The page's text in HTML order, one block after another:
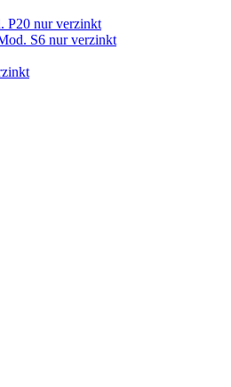
P20 nur verzinkt
S6 nur verzinkt